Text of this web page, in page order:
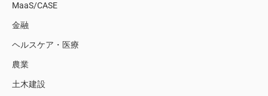
MaaS/CASE
金融
ヘルスケア・医療
農業
土木建設